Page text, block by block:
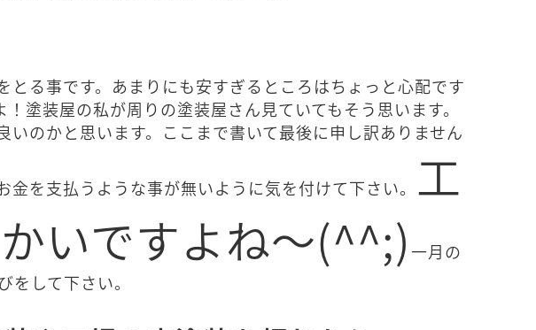
る事です。あまりにも安すぎるところはちょっと心配です
塗装屋の私が周りの塗装屋さん見ていてもそう思います。
のかと思います。ここまで書いて最後に申し訳ありません
を支払うような事が無いように気を付けて下さい。 工
いですよね～(^^;) 一月の
して下さい。